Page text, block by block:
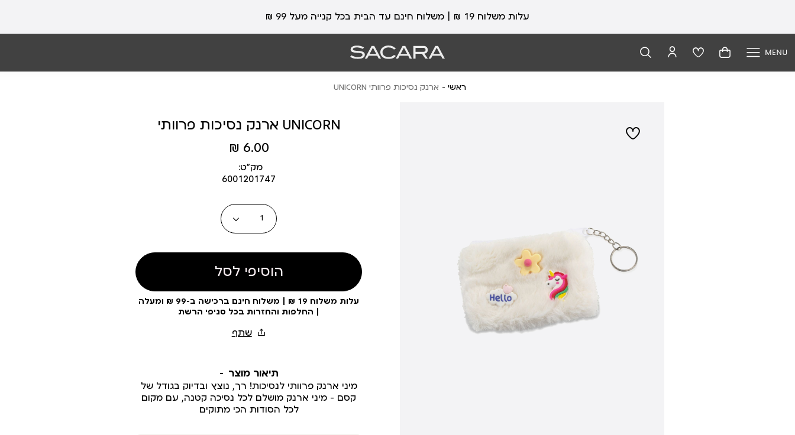
עלות משלוח 19 ₪ | משלוח חינם עד הבית בכל קנייה מעל 99 ₪
ראשי ארנק נסיכות פרוותי UNICORN
ארנק נסיכות פרוותי UNICORN
מחיר
מוצר
6.00 ₪
מק״ט:
6001201747
כמות
הוסיפי לסל
עלות משלוח 19 ₪ | משלוח חינם ברכישה ב-99 ₪ ומעלה
| החלפות והחזרות בכל סניפי הרשת
תיאור מוצר
מיני ארנק פרוותי לנסיכות! רך, נוצץ ובדיוק בגודל של
קסם – מיני ארנק מושלם לכל נסיכה קטנה, עם מקום
לכל הסודות הכי מתוקים